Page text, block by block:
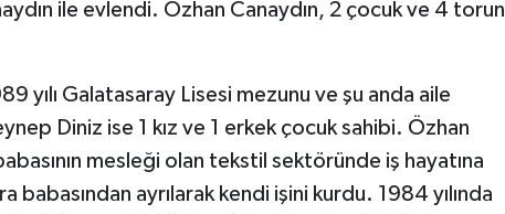
ile evlendi. Özhan Canaydın, 2 çocuk ve 4 torun
yılı Galatasaray Lisesi mezunu ve şu anda aile
Diniz ise 1 kız ve 1 erkek çocuk sahibi. Özhan
mesleği olan tekstil sektöründe iş hayatına
babasından ayrılarak kendi işini kurdu. 1984 yılında